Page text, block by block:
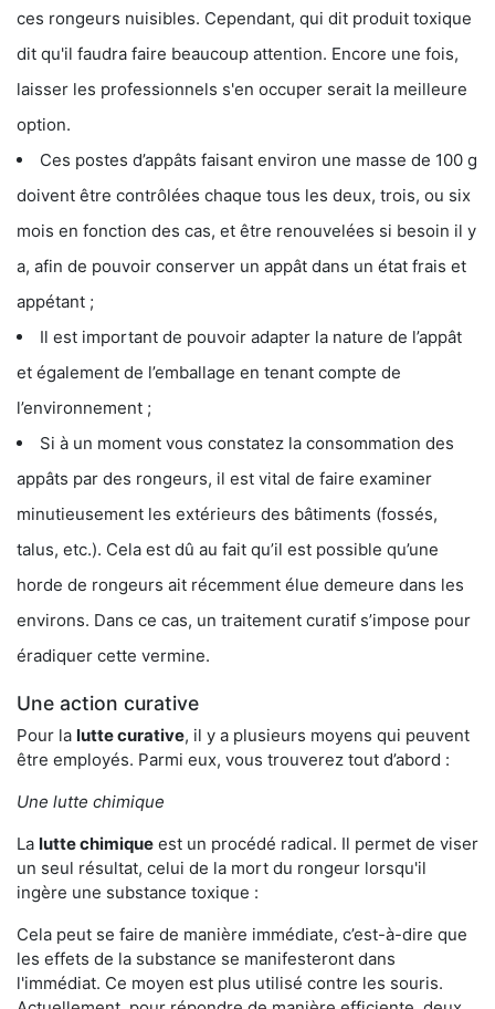
ces rongeurs nuisibles. Cependant, qui dit produit toxique
dit qu'il faudra faire beaucoup attention. Encore une fois,
laisser les professionnels s'en occuper serait la meilleure
option.
Ces postes d’appâts faisant environ une masse de 100 g
doivent être contrôlées chaque tous les deux, trois, ou six
mois en fonction des cas, et être renouvelées si besoin il y
a, afin de pouvoir conserver un appât dans un état frais et
appétant ;
Il est important de pouvoir adapter la nature de l’appât
et également de l’emballage en tenant compte de
l’environnement ;
Si à un moment vous constatez la consommation des
appâts par des rongeurs, il est vital de faire examiner
minutieusement les extérieurs des bâtiments (fossés,
talus, etc.). Cela est dû au fait qu’il est possible qu’une
horde de rongeurs ait récemment élue demeure dans les
environs. Dans ce cas, un traitement curatif s’impose pour
éradiquer cette vermine.
Une action curative
Pour la lutte curative, il y a plusieurs moyens qui peuvent
être employés. Parmi eux, vous trouverez tout d’abord :
Une lutte chimique
La lutte chimique est un procédé radical. Il permet de viser
un seul résultat, celui de la mort du rongeur lorsqu'il
ingère une substance toxique :
Cela peut se faire de manière immédiate, c’est-à-dire que
les effets de la substance se manifesteront dans
l'immédiat. Ce moyen est plus utilisé contre les souris.